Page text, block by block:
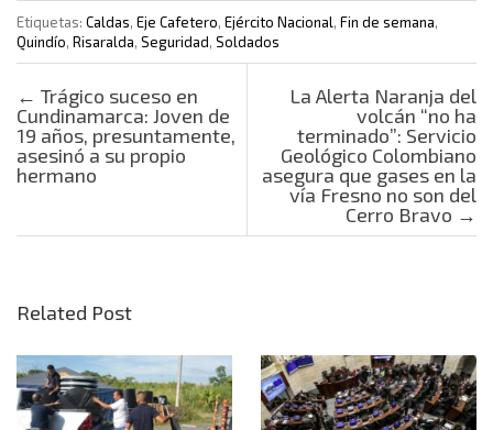
Etiquetas: Caldas, Eje Cafetero, Ejército Nacional, Fin de semana,
Quindío, Risaralda, Seguridad, Soldados
Post navigation
← Trágico suceso en
Cundinamarca: Joven de
19 años, presuntamente,
asesinó a su propio
hermano
La Alerta Naranja del
volcán “no ha
terminado”: Servicio
Geológico Colombiano
asegura que gases en la
vía Fresno no son del
Cerro Bravo →
Related Post